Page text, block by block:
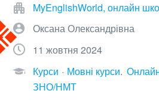
MyEnglishWorld, онлайн
Оксана Олександрівна
11 жовтня 2024
Курси
Мовні курси
ЗНО/НМТ